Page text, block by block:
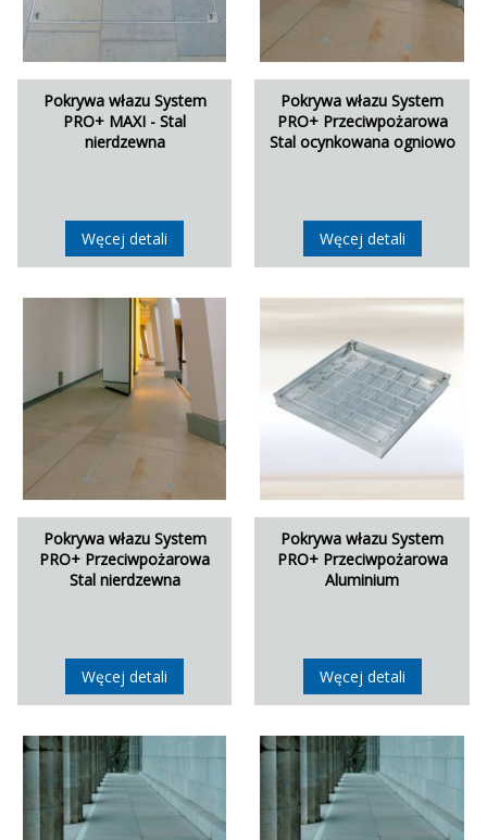
Pokrywa włazu System
PRO+ MAXI - Stal
nierdzewna
Węcej detali
Pokrywa włazu System
PRO+ Przeciwpożarowa
Stal ocynkowana ogniowo
Węcej detali
Pokrywa włazu System
PRO+ Przeciwpożarowa
Stal nierdzewna
Węcej detali
Pokrywa włazu System
PRO+ Przeciwpożarowa
Aluminium
Węcej detali